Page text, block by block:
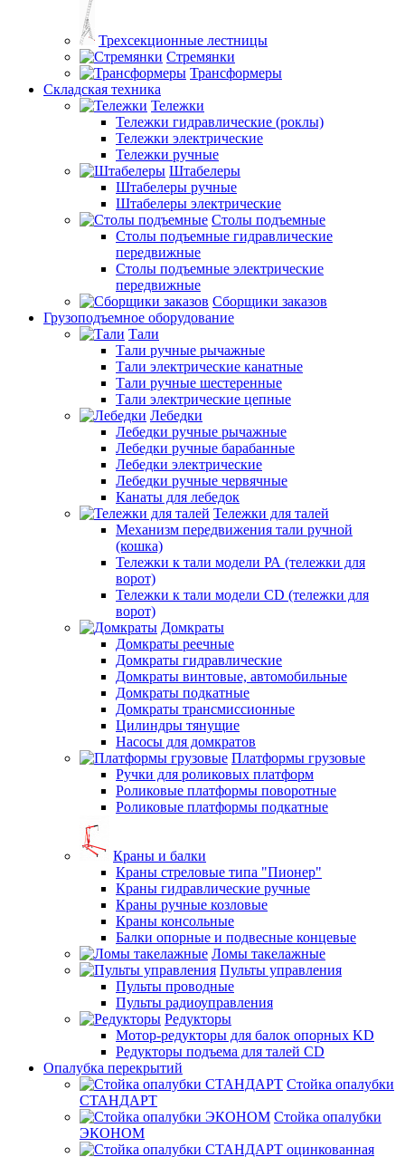
Трехсекционные лестницы
Стремянки
Трансформеры
Складская техника
Тележки
Тележки гидравлические (роклы)
Тележки электрические
Тележки ручные
Штабелеры
Штабелеры ручные
Штабелеры электрические
Столы подъемные
Столы подъемные гидравлические
передвижные
Столы подъемные электрические
передвижные
Сборщики заказов
Грузоподъемное оборудование
Тали
Тали ручные рычажные
Тали электрические канатные
Тали ручные шестеренные
Тали электрические цепные
Лебедки
Лебедки ручные рычажные
Лебедки ручные барабанные
Лебедки электрические
Лебедки ручные червячные
Канаты для лебедок
Тележки для талей
Механизм передвижения тали ручной
(кошка)
Тележки к тали модели РА (тележки для
ворот)
Тележки к тали модели CD (тележки для
ворот)
Домкраты
Домкраты реечные
Домкраты гидравлические
Домкраты винтовые, автомобильные
Домкраты подкатные
Домкраты трансмиссионные
Цилиндры тянущие
Насосы для домкратов
Платформы грузовые
Ручки для роликовых платформ
Роликовые платформы поворотные
Роликовые платформы подкатные
Краны и балки
Краны стреловые типа "Пионер"
Краны гидравлические ручные
Краны ручные козловые
Краны консольные
Балки опорные и подвесные концевые
Ломы такелажные
Пульты управления
Пульты проводные
Пульты радиоуправления
Редукторы
Мотор-редукторы для балок опорных KD
Редукторы подъема для талей CD
Опалубка перекрытий
Стойка опалубки
СТАНДАРТ
Стойка опалубки
ЭКОНОМ